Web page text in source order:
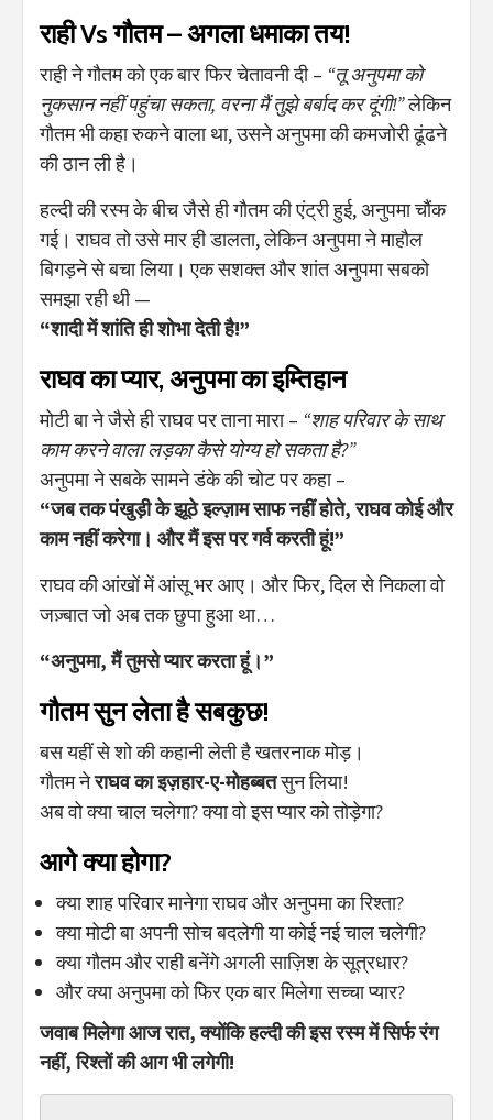
राही Vs गौतम – अगला धमाका तय!
राही ने गौतम को एक बार फिर चेतावनी दी – “तू अनुपमा को
नुकसान नहीं पहुंचा सकता, वरना मैं तुझे बर्बाद कर दूंगी!”लेकिन
गौतम भी कहा रुकने वाला था, उसने अनुपमा की कमजोरी ढूंढने
की ठान ली है।
हल्दी की रस्म के बीच जैसे ही गौतम की एंट्री हुई, अनुपमा चौंक
गई। राघव तो उसे मार ही डालता, लेकिन अनुपमा ने माहौल
बिगड़ने से बचा लिया। एक सशक्त और शांत अनुपमा सबको
समझा रही थी —
“शादी में शांति ही शोभा देती है!”
राघव का प्यार, अनुपमा का इम्तिहान
मोटी बा ने जैसे ही राघव पर ताना मारा – “शाह परिवार के साथ
काम करने वाला लड़का कैसे योग्य हो सकता है?”
अनुपमा ने सबके सामने डंके की चोट पर कहा –
“जब तक पंखुड़ी के झूठे इल्ज़ाम साफ नहीं होते, राघव कोई और
काम नहीं करेगा। और मैं इस पर गर्व करती हूं!”
राघव की आंखों में आंसू भर आए। और फिर, दिल से निकला वो
जज़्बात जो अब तक छुपा हुआ था…
“अनुपमा, मैं तुमसे प्यार करता हूं।”
गौतम सुन लेता है सबकुछ!
बस यहीं से शो की कहानी लेती है खतरनाक मोड़।
गौतम नेराघव का इज़हार-ए-मोहब्बतसुन लिया!
अब वो क्या चाल चलेगा? क्या वो इस प्यार को तोड़ेगा?
आगे क्या होगा?
क्या शाह परिवार मानेगा राघव और अनुपमा का रिश्ता?
क्या मोटी बा अपनी सोच बदलेगी या कोई नई चाल चलेगी?
क्या गौतम और राही बनेंगे अगली साज़िश के सूत्रधार?
और क्या अनुपमा को फिर एक बार मिलेगा सच्चा प्यार?
जवाब मिलेगा आज रात, क्योंकि हल्दी की इस रस्म में सिर्फ रंग
नहीं, रिश्तों की आग भी लगेगी!